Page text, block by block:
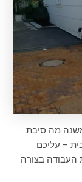
מה סיבת
– עליכם
העבודה בצורה